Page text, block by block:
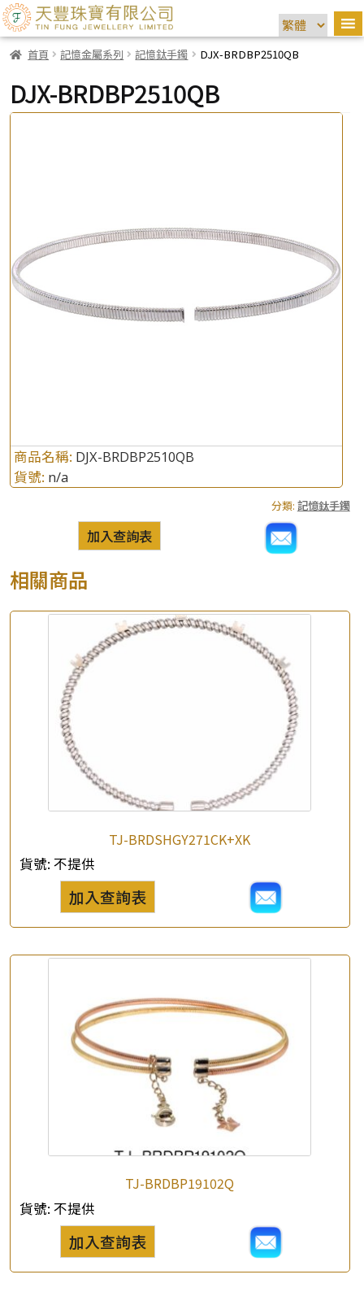
首頁 記憶金屬系列 記憶鈦手鐲 DJX-BRDBP2510QB
DJX-BRDBP2510QB
產品查詢
*
公司名稱
*聯絡電話
查詢以下產品
商品名稱: DJX-BRDBP2510QB
貨號: n/a
分類: 記憶鈦手鐲
加入查詢表
相關商品
TJ-BRDSHGY271CK+XK
貨號: 不提供
加入查詢表
TJ-BRDBP19102Q
貨號: 不提供
加入查詢表